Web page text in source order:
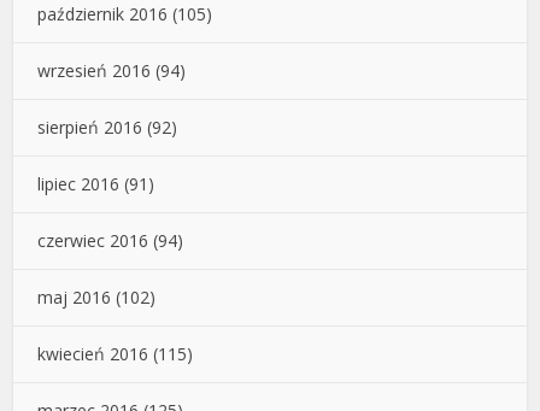
październik 2016 (105)
wrzesień 2016 (94)
sierpień 2016 (92)
lipiec 2016 (91)
czerwiec 2016 (94)
maj 2016 (102)
kwiecień 2016 (115)